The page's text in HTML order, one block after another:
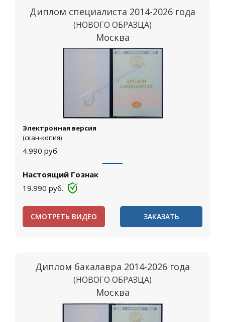
Диплом специалиста 2014-2026 года
(НОВОГО ОБРАЗЦА)
Москва
Электронная версия
(скан-копия)
4.990 руб.
Настоящий Гознак
19.990 руб.
СМОТРЕТЬ ВИДЕО ЗАКАЗАТЬ
Диплом бакалавра 2014-2026 года
(НОВОГО ОБРАЗЦА)
Москва